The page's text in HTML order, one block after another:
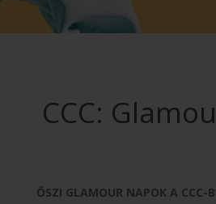
CCC:
ŐSZI GLAMOUR NAPOK A CCC-